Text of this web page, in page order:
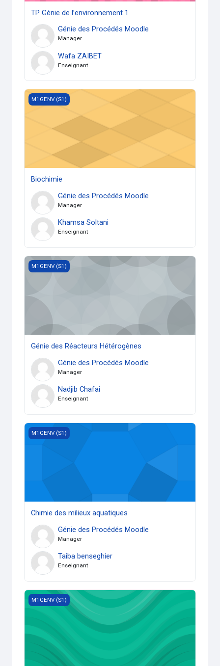
TP Génie de l’environnement 1
Génie des Procédés Moodle
Manager
Wafa ZAIBET
Enseignant
Biochimie
M1GENV (S1)
Biochimie
Génie des Procédés Moodle
Manager
Khamsa Soltani
Enseignant
Génie des Réacteurs Hétérogènes
M1GENV (S1)
Génie des Réacteurs Hétérogènes
Génie des Procédés Moodle
Manager
Nadjib Chafai
Enseignant
Chimie des milieux aquatiques
M1GENV (S1)
Chimie des milieux aquatiques
Génie des Procédés Moodle
Manager
Taiba benseghier
Enseignant
Traitement des eaux Potables
M1GENV (S1)